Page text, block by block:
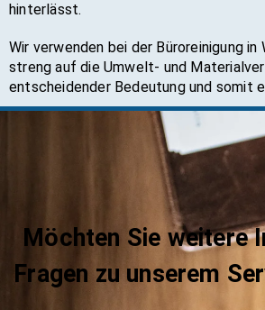
hinterlässt.
Wir verwenden bei der Büroreinigung
streng auf die Umwelt- und
entscheidender Bedeutung und somit
Möchten Sie weitere
Fragen zu unserem